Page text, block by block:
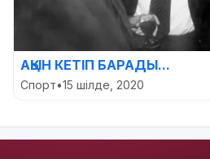
АҚЫН КЕТІП БАРАДЫ...
Спорт•15 шілде, 2020